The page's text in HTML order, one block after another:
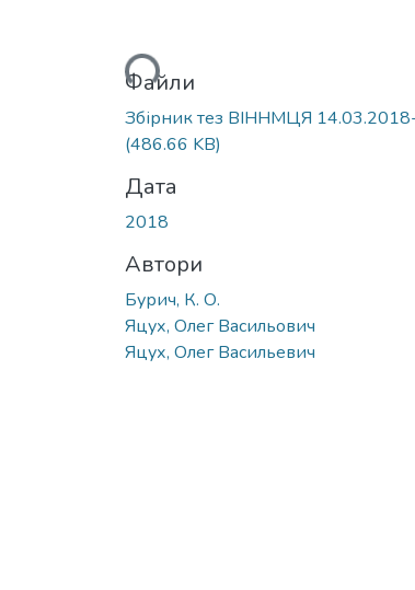
Вантажиться...Файли
Збірник тез ВІННМЦЯ
(486.66 KB)
Дата
2018
Автори
Бурич, К. О.
Яцух, Олег Васильович
Яцух, Олег Васильевич